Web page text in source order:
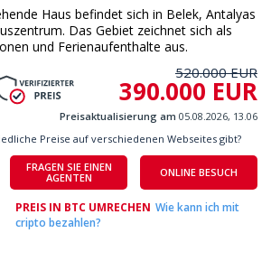
Haus befindet sich in Belek, Antalyas
Das Gebiet zeichnet sich als
und Ferienaufenthalte aus.
520.000 EUR
390.000 EUR
Preisaktualisierung am 05.08.2026, 13.06
FRAGEN SIE EINEN
AGENTEN
ONLINE BESUCH
Preise auf verschiedenen Webseites gibt?
PREIS IN BTC UMRECHEN Wie kann ich mit
cripto bezahlen?